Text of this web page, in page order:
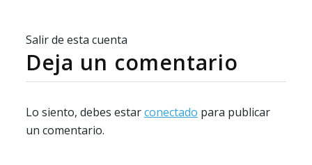
Salir de esta cuenta
Deja un comentario
Lo siento, debes estarconectado para publicar
un comentario.